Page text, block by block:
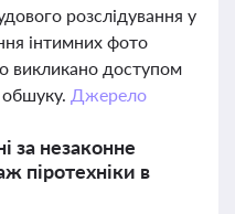
розслідування у
інтимних фото
викликано доступом
Джерело
за незаконне
піротехніки в